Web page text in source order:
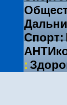
Спорт:
: